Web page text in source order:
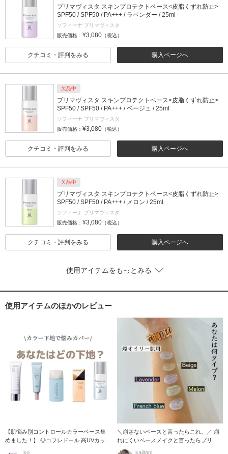
プリマヴィスタ スキンプロテクトベース<皮脂くずれ防止>
SPF50 / SPF50 / PA+++ / ラベンダー / 25ml
ソフィーナ プリマヴィスタ
販売価格： ¥3,080 （税込）
購入ページへ
クチコミ・評判をみる
欠品中
プリマヴィスタ スキンプロテクトベース<皮脂くずれ防止>
SPF50 / SPF50 / PA+++ / ベージュ / 25ml
ソフィーナ プリマヴィスタ
販売価格： ¥3,080 （税込）
購入ページへ
クチコミ・評判をみる
欠品中
プリマヴィスタ スキンプロテクトベース<皮脂くずれ防止>
SPF50 / SPF50 / PA+++ / メロン / 25ml
ソフィーナ プリマヴィスタ
販売価格： ¥3,080 （税込）
購入ページへ
クチコミ・評判をみる
使用アイテムをもっとみる
使用アイテムのほかのレビュー
【肌悩み別コントロールカラーベース集
めました！】 ◎コフレドール 高UVカット
ko
＼崩さないベースと言ったらこれ。／ 崩
れにくいベースメイクと言ったらプリマ
ヴィスタ。
kajitani